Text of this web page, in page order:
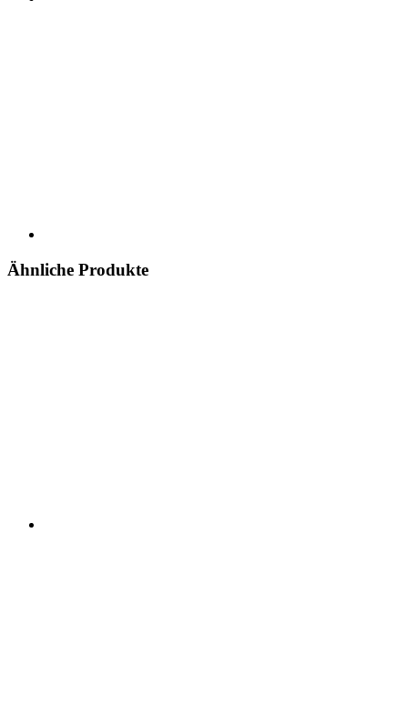
Ähnliche Produkte